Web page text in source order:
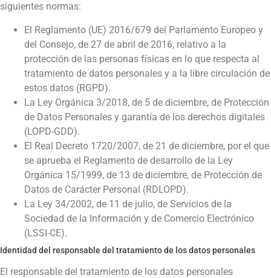
siguientes normas:
El Reglamento (UE) 2016/679 del Parlamento Europeo y
del Consejo, de 27 de abril de 2016, relativo a la
protección de las personas físicas en lo que respecta al
tratamiento de datos personales y a la libre circulación de
estos datos (RGPD).
La Ley Orgánica 3/2018, de 5 de diciembre, de Protección
de Datos Personales y garantía de los derechos digitales
(LOPD-GDD).
El Real Decreto 1720/2007, de 21 de diciembre, por el que
se aprueba el Reglamento de desarrollo de la Ley
Orgánica 15/1999, de 13 de diciembre, de Protección de
Datos de Carácter Personal (RDLOPD).
La Ley 34/2002, de 11 de julio, de Servicios de la
Sociedad de la Información y de Comercio Electrónico
(LSSI-CE).
Identidad del responsable del tratamiento de los datos personales
El responsable del tratamiento de los datos personales